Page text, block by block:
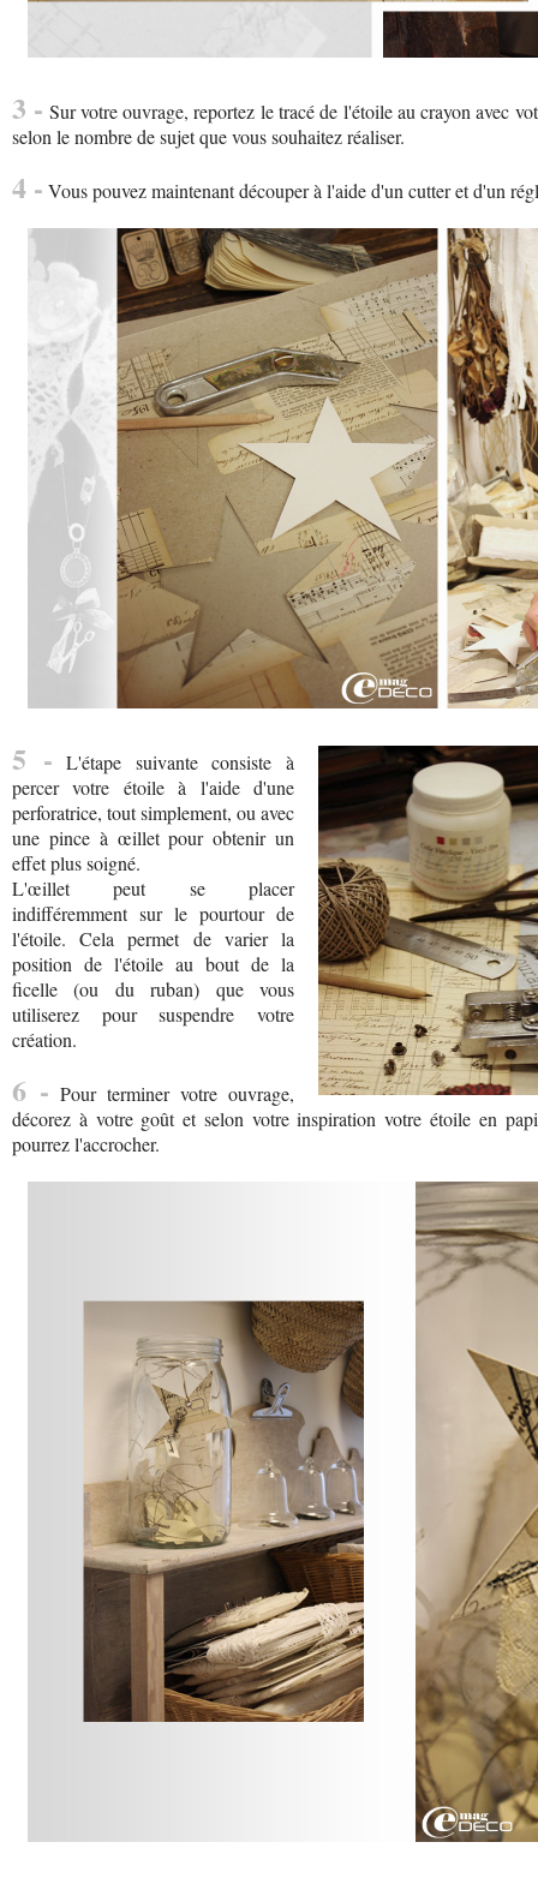
3 - Sur votre ouvrage, reportez le tracé de l'étoile au crayon avec
selon le nombre de sujet que vous souhaitez réaliser.
4 - Vous pouvez maintenant découper à l'aide d'un cutter et d'un
5 - L'étape suivante consiste à
percer votre étoile à l'aide d'une
perforatrice, tout simplement, ou avec
une pince à œillet pour obtenir un
effet plus soigné.
L'œillet peut se placer
indifféremment sur le pourtour de
l'étoile. Cela permet de varier la
position de l'étoile au bout de la
ficelle (ou du ruban) que vous
utiliserez pour suspendre votre
création.
6 - Pour terminer votre ouvrage,
décorez à votre goût et selon votre inspiration votre étoile en
pourrez l'accrocher.